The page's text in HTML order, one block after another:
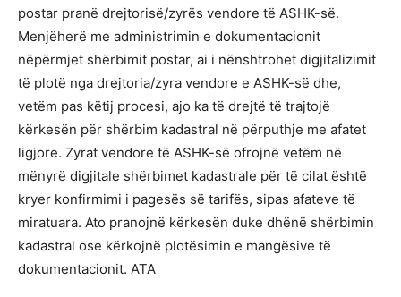
postar pranë drejtorisë/zyrës vendore të ASHK-së.
Menjëherë me administrimin e dokumentacionit
nëpërmjet shërbimit postar, ai i nënshtrohet digjitalizimit
të plotë nga drejtoria/zyra vendore e ASHK-së dhe,
vetëm pas këtij procesi, ajo ka të drejtë të trajtojë
kërkesën për shërbim kadastral në përputhje me afatet
ligjore. Zyrat vendore të ASHK-së ofrojnë vetëm në
mënyrë digjitale shërbimet kadastrale për të cilat është
kryer konfirmimi i pagesës së tarifës, sipas afateve të
miratuara. Ato pranojnë kërkesën duke dhënë shërbimin
kadastral ose kërkojnë plotësimin e mangësive të
dokumentacionit. ATA